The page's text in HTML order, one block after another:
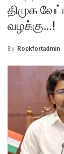
திமுக
வழக்கு…!
By Rockfortadmin